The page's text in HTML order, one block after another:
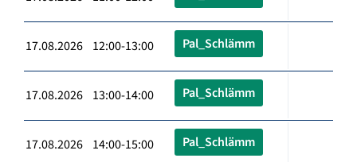
17.08.2026 12:00-13:00 Pal_Schlämm
17.08.2026 13:00-14:00 Pal_Schlämm
17.08.2026 14:00-15:00 Pal_Schlämm